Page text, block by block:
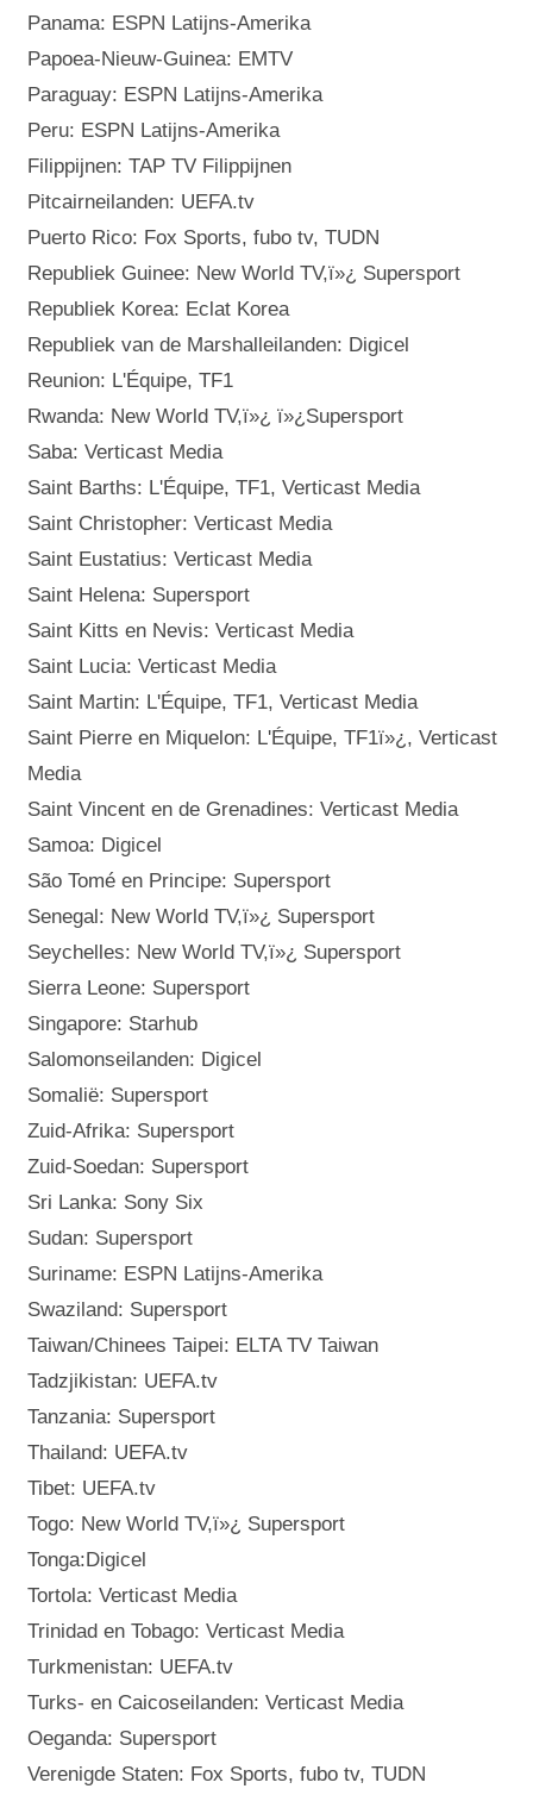
Panama: ESPN Latijns-Amerika
Papoea-Nieuw-Guinea: EMTV
Paraguay: ESPN Latijns-Amerika
Peru: ESPN Latijns-Amerika
Filippijnen: TAP TV Filippijnen
Pitcairneilanden: UEFA.tv
Puerto Rico: Fox Sports, fubo tv, TUDN
Republiek Guinee: New World TV,ï»¿ Supersport
Republiek Korea: Eclat Korea
Republiek van de Marshalleilanden: Digicel
Reunion: L'Équipe, TF1
Rwanda: New World TV,ï»¿ ï»¿Supersport
Saba: Verticast Media
Saint Barths: L'Équipe, TF1, Verticast Media
Saint Christopher: Verticast Media
Saint Eustatius: Verticast Media
Saint Helena: Supersport
Saint Kitts en Nevis: Verticast Media
Saint Lucia: Verticast Media
Saint Martin: L'Équipe, TF1, Verticast Media
Saint Pierre en Miquelon: L'Équipe, TF1ï»¿, Verticast
Media
Saint Vincent en de Grenadines: Verticast Media
Samoa: Digicel
São Tomé en Principe: Supersport
Senegal: New World TV,ï»¿ Supersport
Seychelles: New World TV,ï»¿ Supersport
Sierra Leone: Supersport
Singapore: Starhub
Salomonseilanden: Digicel
Somalië: Supersport
Zuid-Afrika: Supersport
Zuid-Soedan: Supersport
Sri Lanka: Sony Six
Sudan: Supersport
Suriname: ESPN Latijns-Amerika
Swaziland: Supersport
Taiwan/Chinees Taipei: ELTA TV Taiwan
Tadzjikistan: UEFA.tv
Tanzania: Supersport
Thailand: UEFA.tv
Tibet: UEFA.tv
Togo: New World TV,ï»¿ Supersport
Tonga:Digicel
Tortola: Verticast Media
Trinidad en Tobago: Verticast Media
Turkmenistan: UEFA.tv
Turks- en Caicoseilanden: Verticast Media
Oeganda: Supersport
Verenigde Staten: Fox Sports, fubo tv, TUDN